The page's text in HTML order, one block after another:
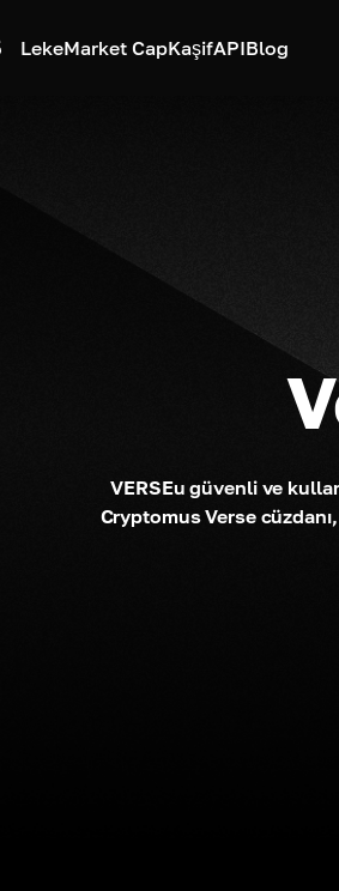
LekeMarket CapKaşifAPIBlog
VERSEu güvenli ve
Cryptomus Verse